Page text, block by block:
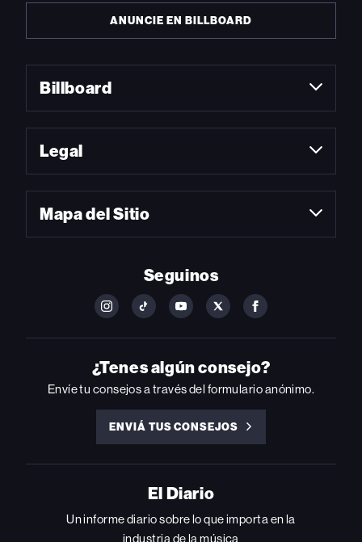
ANUNCIE EN BILLBOARD
Billboard
Legal
Mapa del Sitio
Seguinos
FOLLOW
ON
INSTAGRAM
FOLLOW
ON
YOUTUBE
FOLLOW
ON
YOUTUBE
FOLLOW
ON
FOLLOW
ON
FACEBOOK
¿Tenes algún consejo?
Envíe tu consejos a través del formulario anónimo.
ENVIÁ TUS CONSEJOS
ENVIÁ
TUS
CONSEJOS
El Diario
Un informe diario sobre lo que importa en la
industria de la música